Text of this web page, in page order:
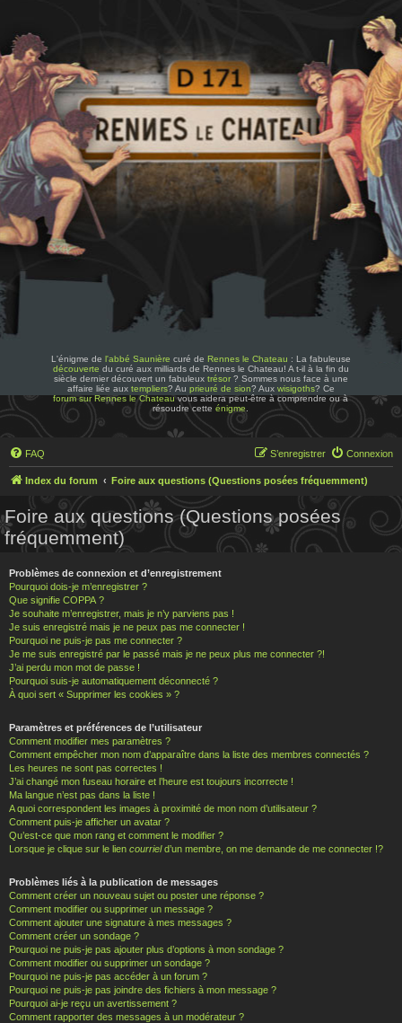
L'énigme de l'abbé Saunière curé de Rennes le Chateau : La fabuleuse
découverte du curé aux milliards de Rennes le Chateau! A t-il à la fin du
siècle dernier découvert un fabuleux trésor? Sommes nous face à une
affaire liée aux templiers? Au prieuré de sion? Aux wisigoths? Ce
forum sur Rennes le Chateauvous aidera peut-être à comprendre ou à
résoudre cetteénigme
FAQ Connexion
S’enregistrer
Index du forum Foire aux questions (Questions posées fréquemment)
Foire aux questions (Questions posées
fréquemment)
Problèmes de connexion et d’enregistrement
Pourquoi dois-je m’enregistrer ?
Que signifie COPPA ?
Je souhaite m’enregistrer, mais je n’y parviens pas !
Je suis enregistré mais je ne peux pas me connecter !
Pourquoi ne puis-je pas me connecter ?
Je me suis enregistré par le passé mais je ne peux plus me connecter ?!
J’ai perdu mon mot de passe !
Pourquoi suis-je automatiquement déconnecté ?
À quoi sert « Supprimer les cookies » ?
Paramètres et préférences de l’utilisateur
Comment modifier mes paramètres ?
Comment empêcher mon nom d’apparaître dans la liste des membres connectés ?
Les heures ne sont pas correctes !
J’ai changé mon fuseau horaire et l’heure est toujours incorrecte !
Ma langue n’est pas dans la liste !
A quoi correspondent les images à proximité de mon nom d’utilisateur ?
Comment puis-je afficher un avatar ?
Qu’est-ce que mon rang et comment le modifier ?
Lorsque je clique sur le lien courrield’un membre, on me demande de me connecter !?
Problèmes liés à la publication de messages
Comment créer un nouveau sujet ou poster une réponse ?
Comment modifier ou supprimer un message ?
Comment ajouter une signature à mes messages ?
Comment créer un sondage ?
Pourquoi ne puis-je pas ajouter plus d’options à mon sondage ?
Comment modifier ou supprimer un sondage ?
Pourquoi ne puis-je pas accéder à un forum ?
Pourquoi ne puis-je pas joindre des fichiers à mon message ?
Pourquoi ai-je reçu un avertissement ?
Comment rapporter des messages à un modérateur ?